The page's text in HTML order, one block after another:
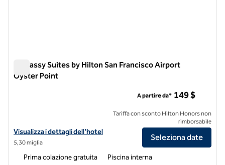
Embassy Suites by Hilton San Francisco Airport
Oyster Point
Visualizza i dettagli dell'hotel Embassy Suites by Hilton San
Visualizza i dettagli dell'hotel
5,30 miglia
A partire da* 149 $
Tariffa con sconto Hilton Honors non
rimborsabile
Seleziona date
Prima colazione gratuita Piscina interna